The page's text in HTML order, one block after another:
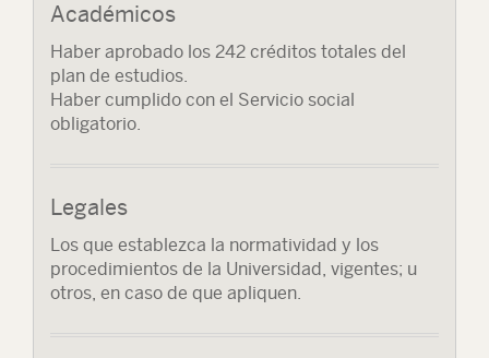
Académicos
Haber aprobado los 242 créditos totales del
plan de estudios.
Haber cumplido con el Servicio social
obligatorio.
Legales
Los que establezca la normatividad y los
procedimientos de la Universidad, vigentes; u
otros, en caso de que apliquen.